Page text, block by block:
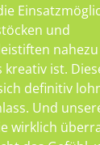
und
ist.
definitiv
Und
wirklich